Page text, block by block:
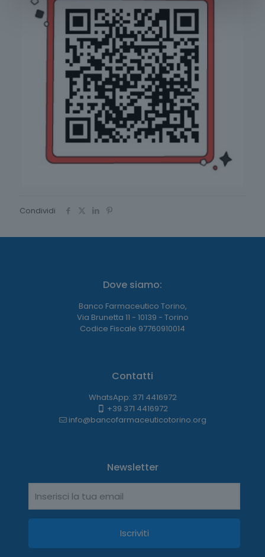
Condividi
Dove siamo:
Banco Farmaceutico Torino,
Via Brunetta 11 - 10139 - Torino
Codice Fiscale 97760910014
Contatti
WhatsApp: 371 4416972
+39 371 4416972
info@bancofarmaceuticotorino.org
Newsletter